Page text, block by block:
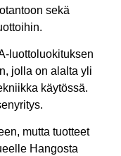
sekä
luottoluokituksen
jolla on alalta yli
käytössä.
mutta tuotteet
Hangosta